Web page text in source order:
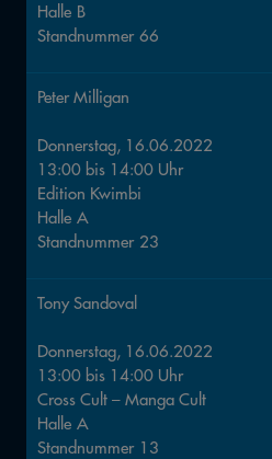
Halle B
Standnummer 66
Peter Milligan
Donnerstag, 16.06.2022
13:00 bis 14:00 Uhr
Edition Kwimbi
Halle A
Standnummer 23
Tony Sandoval
Donnerstag, 16.06.2022
13:00 bis 14:00 Uhr
Cross Cult – Manga Cult
Halle A
Standnummer 13